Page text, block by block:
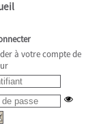
à votre compte de